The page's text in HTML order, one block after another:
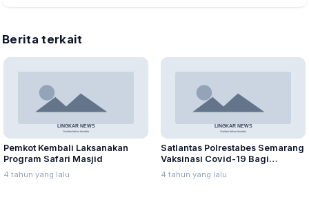
Berita terkait
Pemkot Kembali Laksanakan
Program Safari Masjid
4 tahun yang lalu
Satlantas Polrestabes Semarang
Vaksinasi Covid-19 Bagi
Pemohon SIM
4 tahun yang lalu